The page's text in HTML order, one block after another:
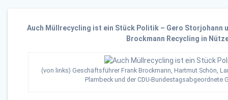
Auch Müllrecycling ist ein Stück Politik – Gero Storjohann
Brockmann Recycling in
(von links) Geschäftsführer Frank Brockmann, Hartmut Schön,
Plambeck und der CDU-Bundestagsabgeordnete